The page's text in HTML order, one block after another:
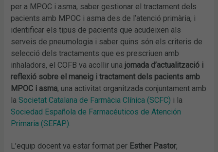
per a MPOC i asma, saber gestionar el tractament dels
pacients amb MPOC i asma des de l’atenció primària, i
identificar els tipus de pacients que acudeixen als
serveis de pneumologia i saber quins són els criteris de
selecció dels tractaments que es prescriuen amb
inhaladors, el COFB va acollir una jornada d’actualització i
reflexió sobre el maneig i tractament dels pacients amb
MPOC i asma, una activitat organitzada conjuntament amb
laSocietat Catalana de Farmàcia Clínica (SCFC) i la
Sociedad Española de Farmacéuticos de Atención
Primaria (SEFAP).
L’equip docent va estar format per Esther Pastor,